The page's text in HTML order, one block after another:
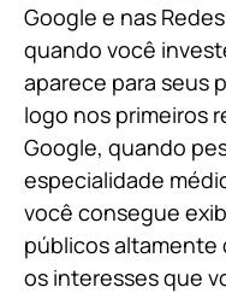
Google e nas
quando você
aparece para seus
logo nos primeiros
Google, quando
especialidade
você consegue
públicos altamente
os interesses que